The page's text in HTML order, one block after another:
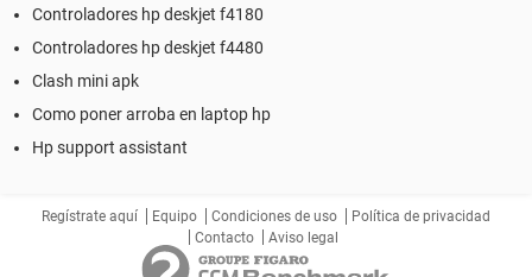
Controladores hp deskjet f4180
Controladores hp deskjet f4480
Clash mini apk
Como poner arroba en laptop hp
Hp support assistant
Regístrate aquí Equipo Condiciones de uso
Política de privacidad
Contacto
Aviso legal